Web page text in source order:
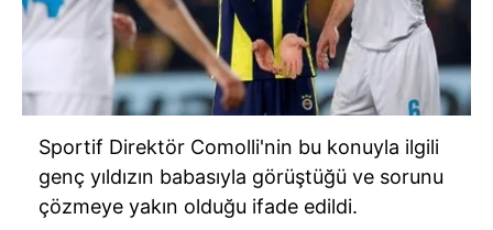
Sportif Direktör Comolli'nin bu konuyla ilgili
genç yıldızın babasıyla görüştüğü ve sorunu
çözmeye yakın olduğu ifade edildi.